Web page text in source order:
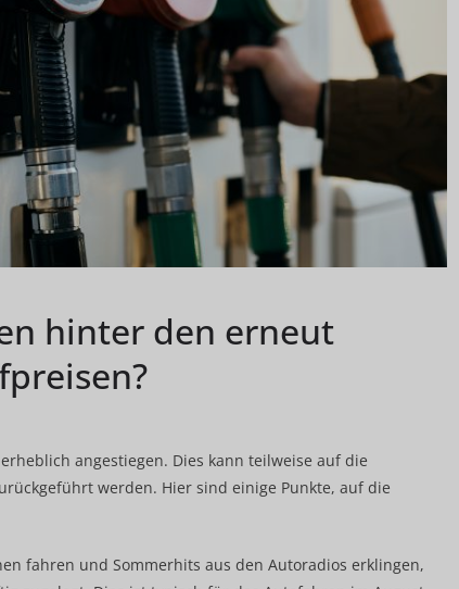
hinter den erneut
angestiegen. Dies kann teilweise auf die
werden. Hier sind einige Punkte, auf die
fahren und Sommerhits aus den Autoradios erklingen,